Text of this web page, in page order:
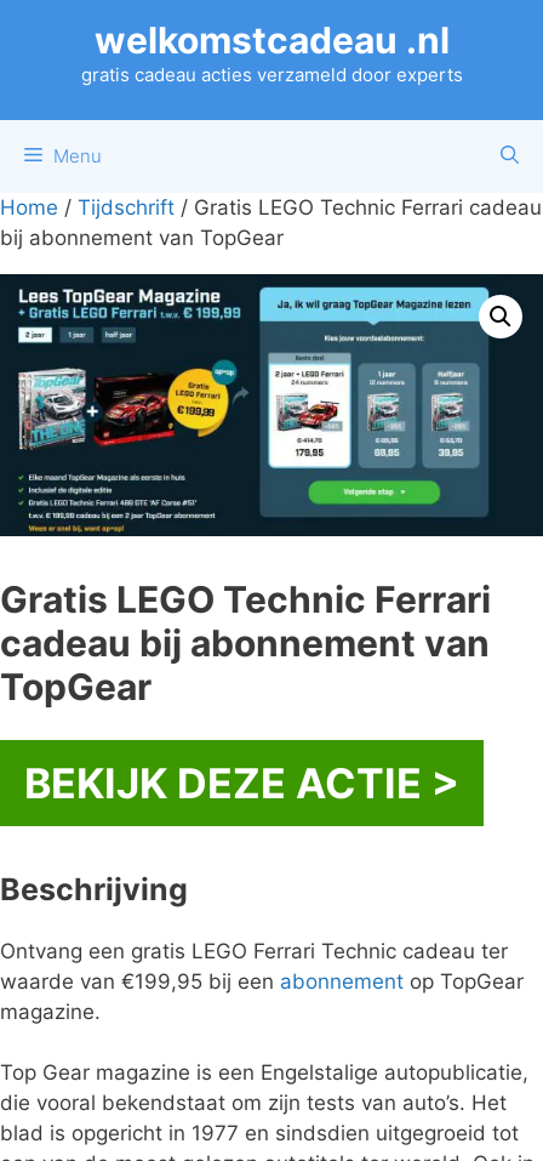
welkomstcadeau .nl
gratis cadeau acties verzameld door experts
Menu
Home / Tijdschrift / Gratis LEGO Technic Ferrari cadeau
bij abonnement van TopGear
Gratis LEGO Technic Ferrari
cadeau bij abonnement van
TopGear
BEKIJK DEZE ACTIE >
Beschrijving
Ontvang een gratis LEGO Ferrari Technic cadeau ter
waarde van €199,95 bij een abonnement op TopGear
magazine.
Top Gear magazine is een Engelstalige autopublicatie,
die vooral bekendstaat om zijn tests van auto’s. Het
blad is opgericht in 1977 en sindsdien uitgegroeid tot